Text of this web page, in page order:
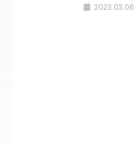
2023.03.06.